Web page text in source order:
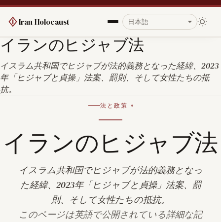
Iran Holocaust
イランのヒジャブ法
イスラム共和国でヒジャブが法的義務となった経緯、2023
年「ヒジャブと貞操」法案、罰則、そして女性たちの抵
抗。
法と政策
イランのヒジャブ法
イスラム共和国でヒジャブが法的義務となっ
た経緯、2023年「ヒジャブと貞操」法案、罰
則、そして女性たちの抵抗。
このページは英語で公開されている詳細な記